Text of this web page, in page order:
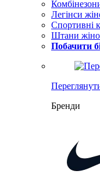
Легінси
Спортивні
Штани
Побачити
Бренди